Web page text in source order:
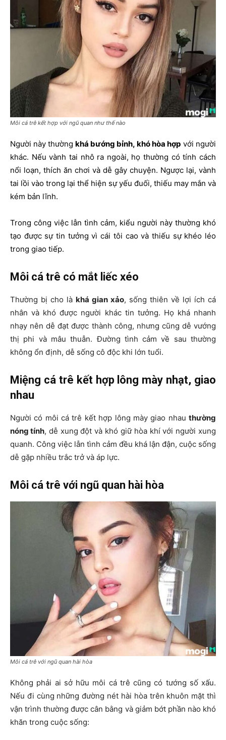
Môi cá trê kết hợp với ngũ quan như thế nào
Người này thường khá bướng bỉnh, khó hòa hợp với người
khác. Nếu vành tai nhô ra ngoài, họ thường có tính cách
nổi loạn, thích ăn chơi và dễ gây chuyện. Ngược lại, vành
tai lồi vào trong lại thể hiện sự yếu đuối, thiếu may mắn và
kém bản lĩnh.
Trong công việc lẫn tình cảm, kiểu người này thường khó
tạo được sự tin tưởng vì cái tôi cao và thiếu sự khéo léo
trong giao tiếp.
Môi cá trê có mắt liếc xéo
Thường bị cho là khá gian xảo, sống thiên về lợi ích cá
nhân và khó được người khác tin tưởng. Họ khá nhanh
nhạy nên dễ đạt được thành công, nhưng cũng dễ vướng
thị phi và mâu thuẫn. Đường tình cảm về sau thường
không ổn định, dễ sống cô độc khi lớn tuổi.
Miệng cá trê kết hợp lông mày nhạt, giao
nhau
Người có môi cá trê kết hợp lông mày giao nhau thường
nóng tính, dễ xung đột và khó giữ hòa khí với người xung
quanh. Công việc lẫn tình cảm đều khá lận đận, cuộc sống
dễ gặp nhiều trắc trở và áp lực.
Môi cá trê với ngũ quan hài hòa
Môi cá trê với ngũ quan hài hòa
Không phải ai sở hữu môi cá trê cũng có tướng số xấu.
Nếu đi cùng những đường nét hài hòa trên khuôn mặt thì
vận trình thường được cân bằng và giảm bớt phần nào khó
khăn trong cuộc sống: